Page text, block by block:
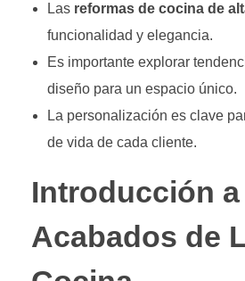
Las reformas de cocina de
funcionalidad y elegancia.
Es importante explorar
diseño para un espacio único.
La personalización es clave
de vida de cada cliente.
Introducción
Acabados de